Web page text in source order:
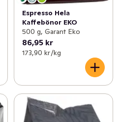
Espresso Hela
Kaffebönor EKO
500 g, Garant Eko
86,95 kr
173,90 kr /kg